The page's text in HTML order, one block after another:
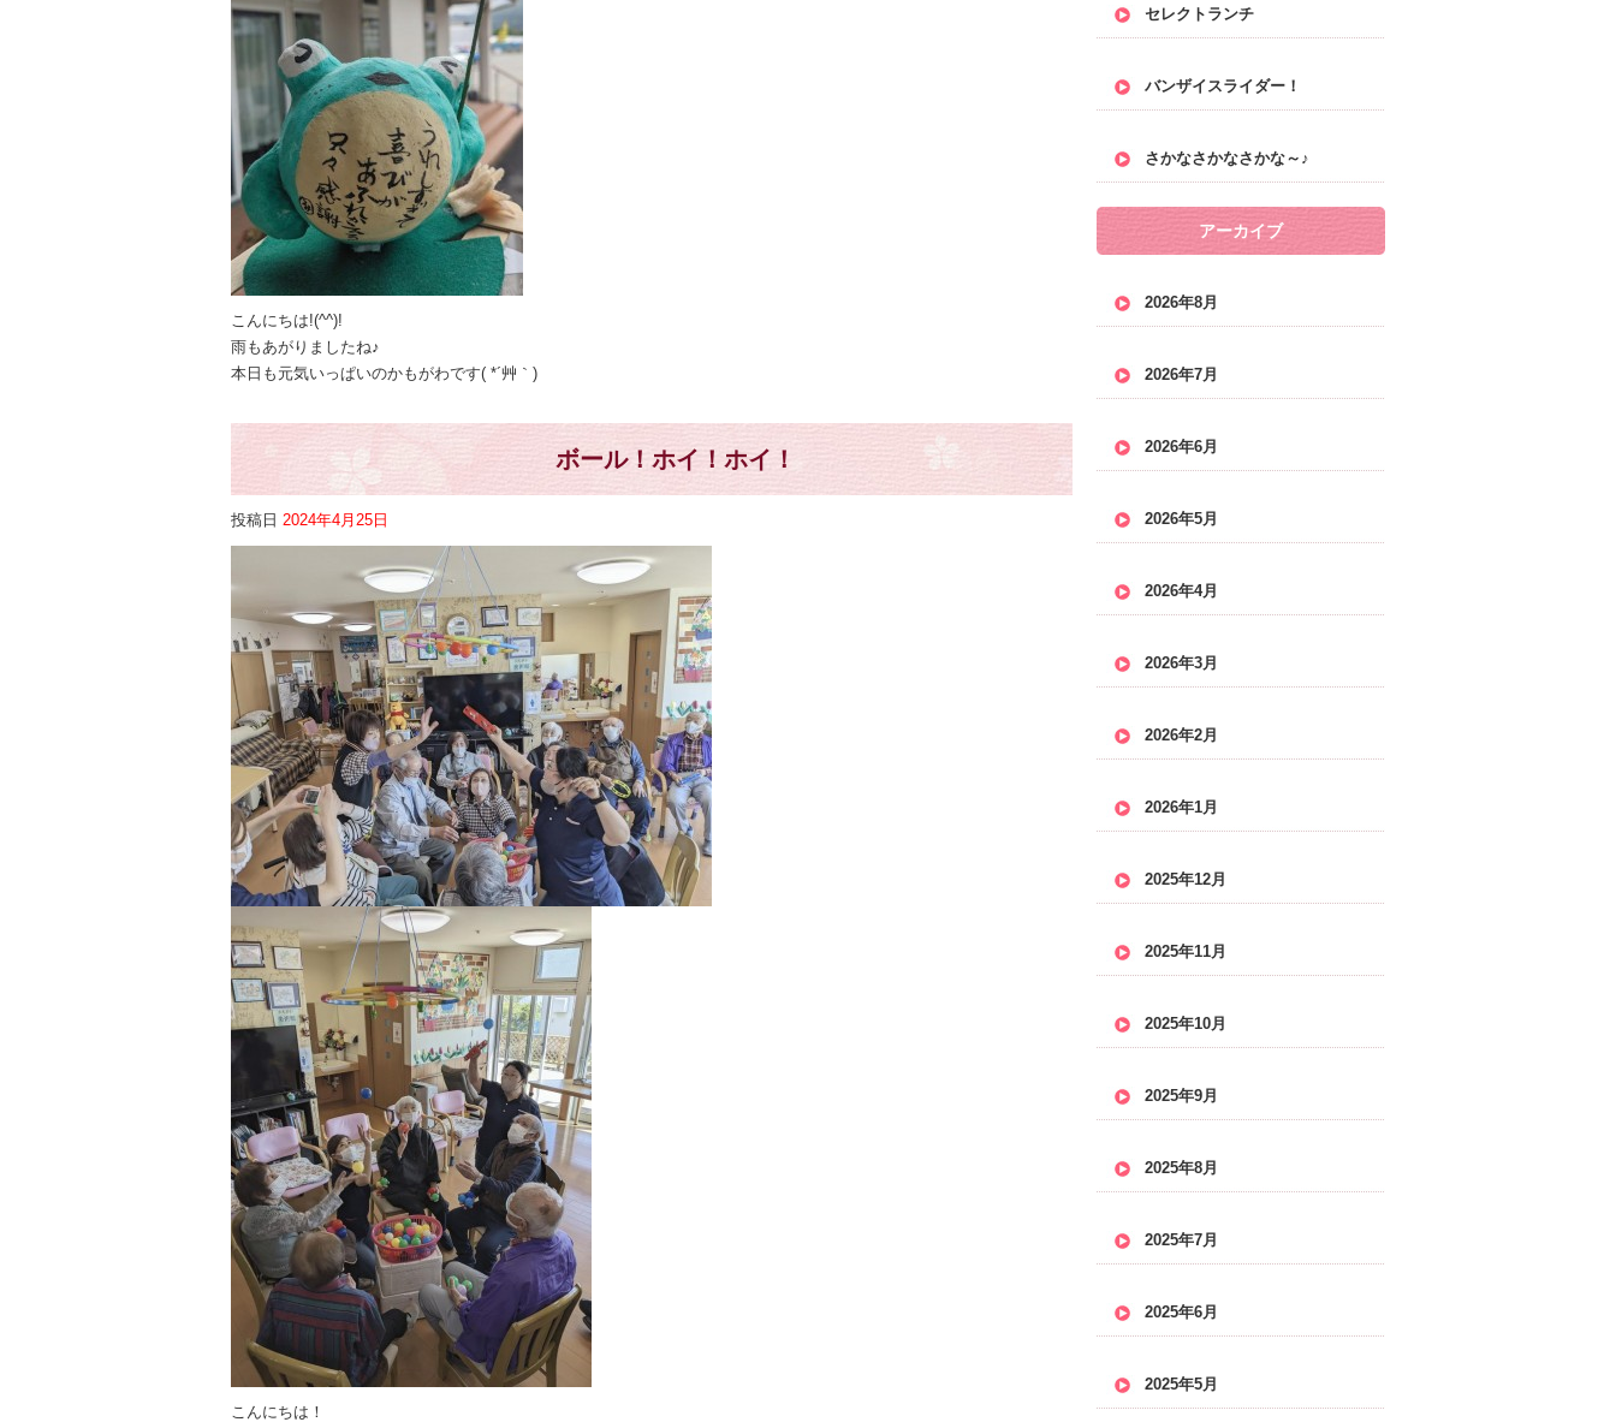
こんにちは!(^^)!
雨もあがりましたね♪
本日も元気いっぱいのかもがわです( *´艸｀)
ボール！ホイ！ホイ！
投稿日 2024年4月25日
こんにちは！
セレクトランチ
バンザイスライダー！
さかなさかなさかな～♪
アーカイブ
2026年8月
2026年7月
2026年6月
2026年5月
2026年4月
2026年3月
2026年2月
2026年1月
2025年12月
2025年11月
2025年10月
2025年9月
2025年8月
2025年7月
2025年6月
2025年5月